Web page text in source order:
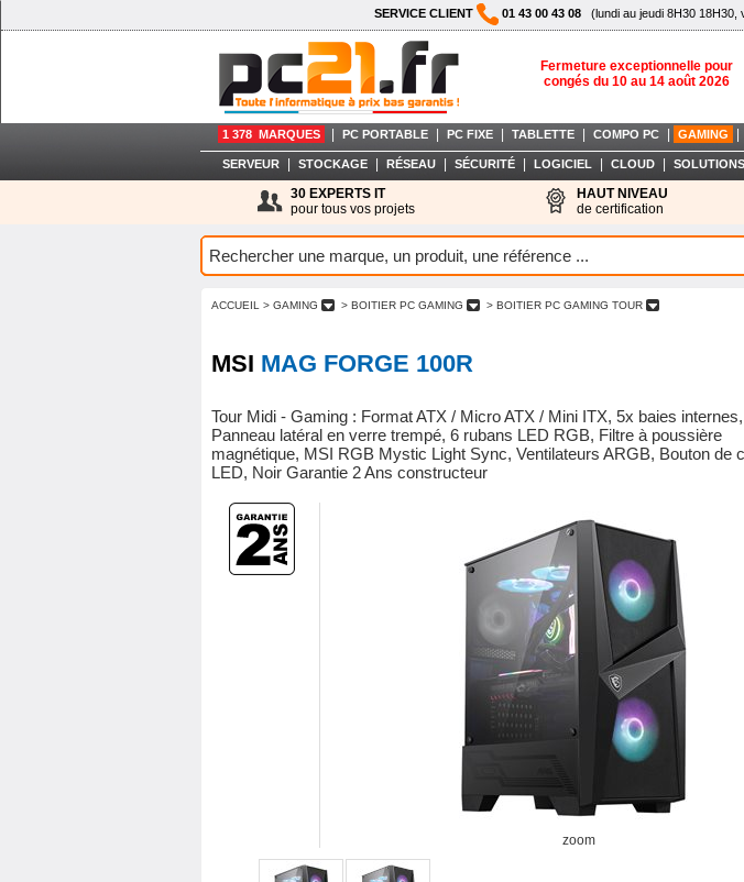
SERVICE CLIENT 01 43 00 43 08 (lundi au jeudi 8H30 18H30,
Fermeture exceptionnelle pour
congés du 10 au 14 août 2026
1 378 MARQUES PC PORTABLE PC FIXE TABLETTE COMPO PC GAMING
SERVEUR STOCKAGE RÉSEAU SÉCURITÉ LOGICIEL CLOUD
30 EXPERTS IT
pour tous vos projets
HAUT NIVEAU
de certification
ACCUEIL > GAMING > BOITIER PC GAMING > BOITIER PC GAMING TOUR
MSI MAG FORGE 100R
Tour Midi - Gaming : Format ATX / Micro ATX / Mini ITX, 5x baies internes,
Panneau latéral en verre trempé, 6 rubans LED RGB, Filtre à poussière
magnétique, MSI RGB Mystic Light Sync, Ventilateurs ARGB, Bouton de
LED, Noir Garantie 2 Ans constructeur
zoom